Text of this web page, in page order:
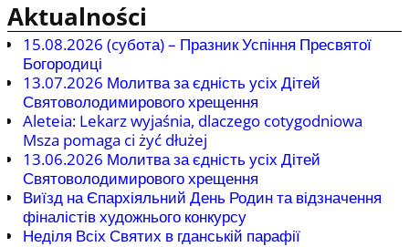
Aktualności
15.08.2026 (cубота) – Празник Успіння Пресвятої
Богородиці
13.07.2026 Молитва за єдність усіх Дітей
Святоволодимирового хрещення
Aleteia: Lekarz wyjaśnia, dlaczego cotygodniowa
Msza pomaga ci żyć dłużej
13.06.2026 Молитва за єдність усіх Дітей
Святоволодимирового хрещення
Виїзд на Єпархіяльний День Родин та відзначення
фіналістів художнього конкурсу
Неділя Всіх Святих в гданській парафії